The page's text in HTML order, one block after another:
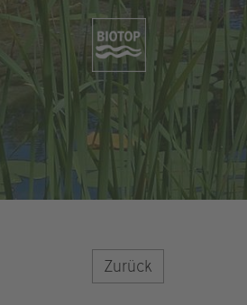
Zurück